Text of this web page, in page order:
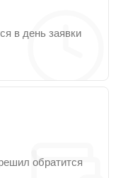
в день заявки
обратится